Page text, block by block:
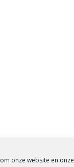
onze website en